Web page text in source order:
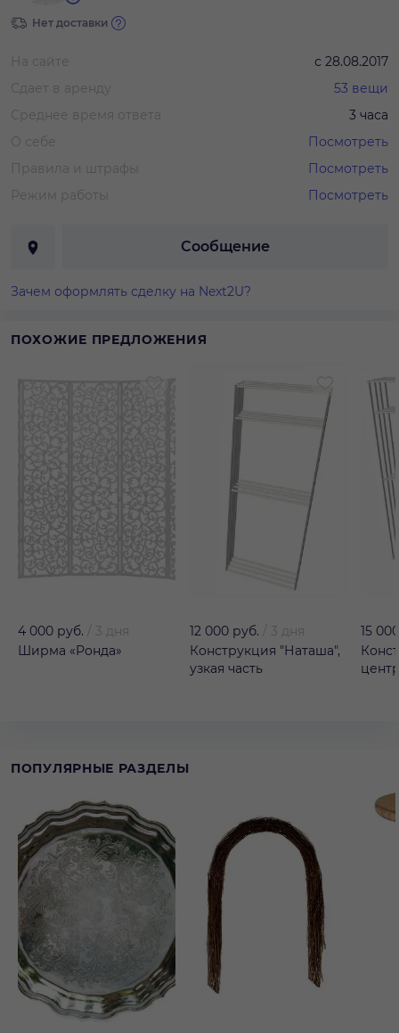
Нет доставки
На сайте с 28.08.2017
Сдает в аренду
53 вещи
Среднее время ответа
3 часа
О себе
Посмотреть
Правила и штрафы
Посмотреть
Режим работы
Посмотреть
Сообщение
Зачем оформлять сделку на Next2U?
ПОХОЖИЕ ПРЕДЛОЖЕНИЯ
4 000 руб.
3 дня
Ширма «Ронда»
12 000 руб.
3 дня
Конструкция "Наташа",
узкая часть
15
ПОПУЛЯРНЫЕ РАЗДЕЛЫ